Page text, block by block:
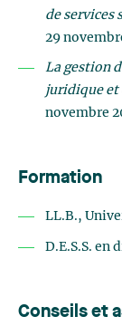
de services
29
La gestion
juridique et
novembre
Formation
LL.B.,
D.E.S.S. en
Conseils et